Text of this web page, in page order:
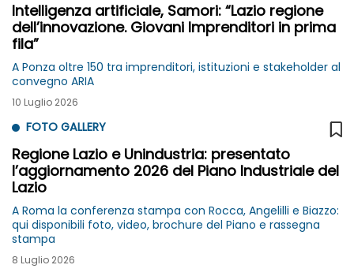
Intelligenza artificiale, Samori: “Lazio regione
dell’innovazione. Giovani Imprenditori in prima
fila”
A Ponza oltre 150 tra imprenditori, istituzioni e stakeholder al
convegno ARIA
10 Luglio 2026
FOTO GALLERY
Regione Lazio e Unindustria: presentato
l’aggiornamento 2026 del Piano Industriale del
Lazio
A Roma la conferenza stampa con Rocca, Angelilli e Biazzo:
qui disponibili foto, video, brochure del Piano e rassegna
stampa
8 Luglio 2026